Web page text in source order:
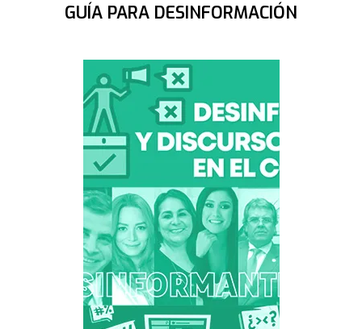
GUÍA PARA DESINFORMACIÓN